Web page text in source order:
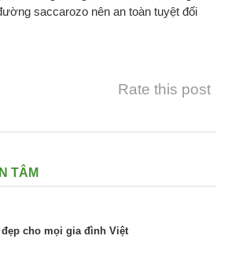
saccarozo nên an toàn tuyệt đối
Rate this post
TÂM
cho mọi gia đình Việt